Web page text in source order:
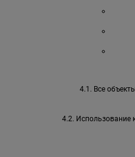
4.1. Все
4.2. Использование